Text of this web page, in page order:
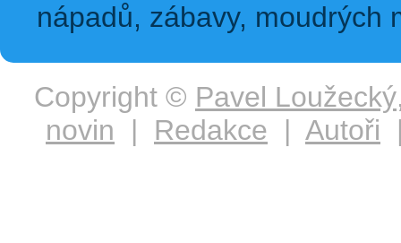
nápadů, zábavy, moudrých
Copyright © Pavel Loužecký
novin | Redakce | Autoři